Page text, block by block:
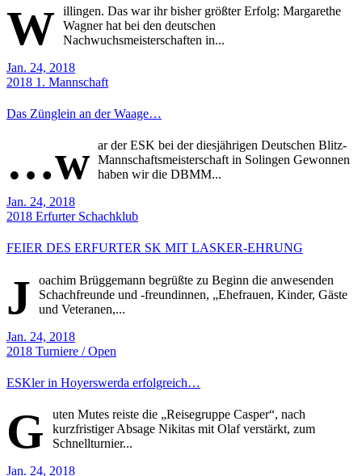
W
illingen. Das war ihr bisher größter Erfolg: Margarethe
Wagner hat bei den deutschen
Nachwuchsmeisterschaften in...
Jan. 24, 2018
2018 1. Mannschaft
Das Zünglein an der Waage…
…w ar der ESK bei der diesjährigen Deutschen Blitz-
Mannschaftsmeisterschaft in Solingen Gewonnen
haben wir die DBMM...
Jan. 24, 2018
2018 Erfurter Schachklub
FEIER DES ERFURTER SK MIT LASKER-EHRUNG
J
oachim Brüggemann begrüßte zu Beginn die anwesenden
Schachfreunde und -freundinnen, „Ehefrauen, Kinder, Gäste
und Veteranen,...
Jan. 24, 2018
2018 Turniere / Open
ESKler in Hoyerswerda erfolgreich…
G
uten Mutes reiste die „Reisegruppe Casper“, nach
kurzfristiger Absage Nikitas mit Olaf verstärkt, zum
Schnellturnier...
Jan. 24, 2018